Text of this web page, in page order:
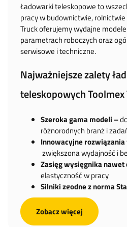
Ładowarki teleskopowe to
pracy w budownictwie,
Truck oferujemy wydajne
parametrach roboczych oraz
serwisowe i techniczne.
Najważniejsze zalety
teleskopowych Toolmex
Szeroka gama modeli –
różnorodnych branż i
Innowacyjne
zwiększona wydajność i
Zasięg wysięgnika nawet
elastyczność w pracy
Silniki zgodne z normą
oszczędna eksploatacja
Ergonomiczne kabiny
widoczność na
Zobacz więcej